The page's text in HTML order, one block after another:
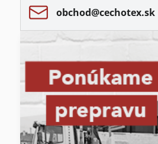
obchod​@cechotex​.sk